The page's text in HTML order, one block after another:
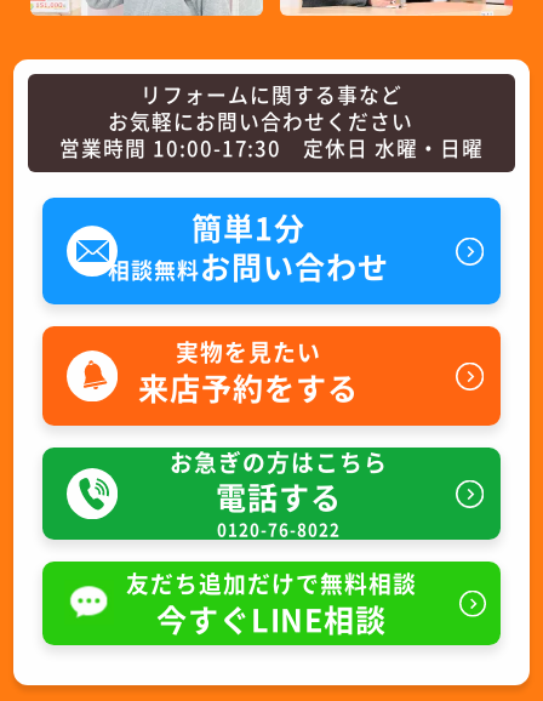
リフォームに関する事など
お気軽にお問い合わせください
営業時間 10:00-17:30 定休日 水曜・日曜
簡単1分
相談無料お問い合わせ
実物を見たい
来店予約をする
お急ぎの方はこちら
電話する
0120-76-8022
友だち追加だけで無料相談
今すぐLINE相談